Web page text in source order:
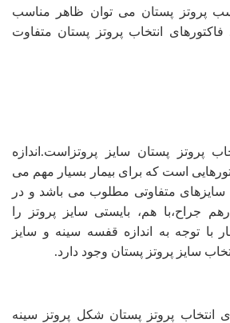
پروتز پستان می توان ظاهر مناسب
انتخاب پروتز پستان متفاوت
پروتز پستان سایز پروتزاست.اندازه
است که برای بیمار بسیار مهم می
سایزهای متفاوتی مطلوب می باشد و در
جراح،با هم، بایستی سایز پروتز را
با توجه به اندازه قفسه سینه و سایز
سایز پروتز پستان وجود دارد.
انتخاب پروتز پستان شکل پروتز سینه